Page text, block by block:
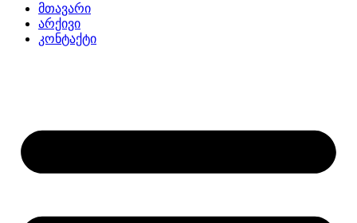
მთავარი
არქივი
კონტაქტი